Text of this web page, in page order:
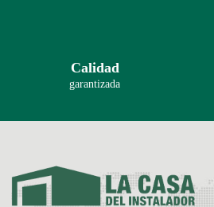
Calidad
garantizada